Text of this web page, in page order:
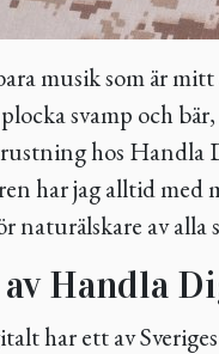
musik som är
svamp och
hos Handla
har jag alltid med
naturälskare av alla
Handla
har ett av